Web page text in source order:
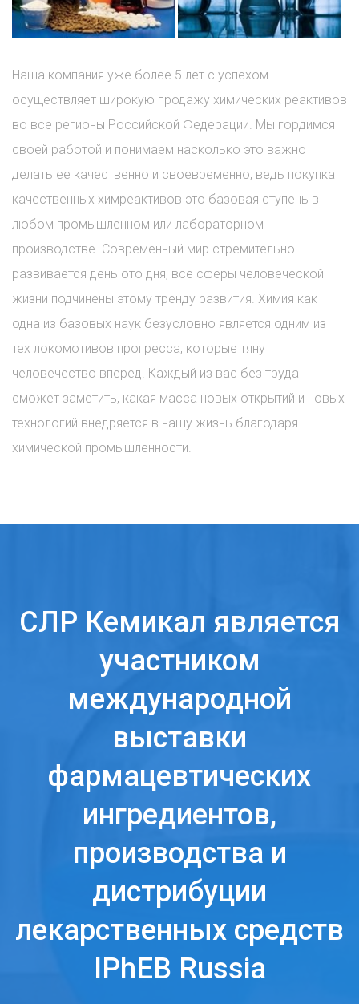
Наша компания уже более 5 лет с успехом
осуществляет широкую продажу химических реактивов
во все регионы Российской Федерации. Мы гордимся
своей работой и понимаем насколько это важно
делать ее качественно и своевременно, ведь покупка
качественных химреактивов это базовая ступень в
любом промышленном или лабораторном
производстве. Современный мир стремительно
развивается день ото дня, все сферы человеческой
жизни подчинены этому тренду развития. Химия как
одна из базовых наук безусловно является одним из
тех локомотивов прогресса, которые тянут
человечество вперед. Каждый из вас без труда
сможет заметить, какая масса новых открытий и новых
технологий внедряется в нашу жизнь благодаря
химической промышленности.
СЛР Кемикал является
участником
международной
выставки
фармацевтических
ингредиентов,
производства и
дистрибуции
лекарственных средств
IPhEB Russia